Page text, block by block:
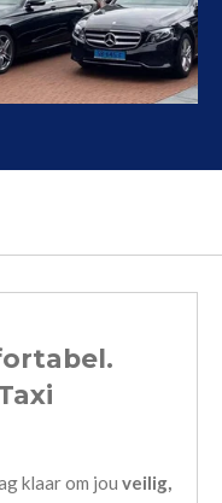
klaar om jou veilig,